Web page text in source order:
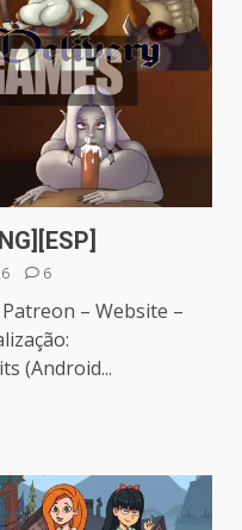
6
– Website –
(Android...